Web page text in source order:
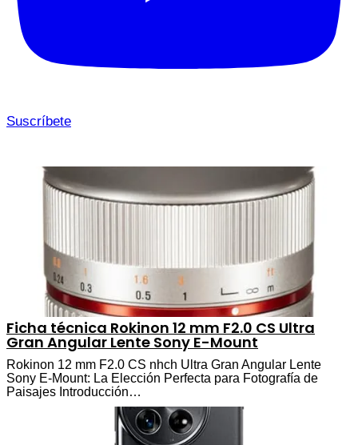
Suscríbete
Ficha técnica Rokinon 12 mm F2.0 CS Ultra
Gran Angular Lente Sony E-Mount
Rokinon 12 mm F2.0 CS nhch Ultra Gran Angular Lente
Sony E-Mount: La Elección Perfecta para Fotografía de
Paisajes Introducción…